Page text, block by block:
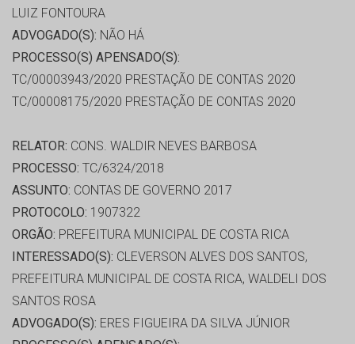
LUIZ FONTOURA
ADVOGADO(S): NÃO HÁ
PROCESSO(S) APENSADO(S):
TC/00003943/2020 PRESTAÇÃO DE CONTAS 2020
TC/00008175/2020 PRESTAÇÃO DE CONTAS 2020
RELATOR: CONS. WALDIR NEVES BARBOSA
PROCESSO: TC/6324/2018
ASSUNTO: CONTAS DE GOVERNO 2017
PROTOCOLO: 1907322
ORGÃO: PREFEITURA MUNICIPAL DE COSTA RICA
INTERESSADO(S): CLEVERSON ALVES DOS SANTOS,
PREFEITURA MUNICIPAL DE COSTA RICA, WALDELI DOS
SANTOS ROSA
ADVOGADO(S): ERES FIGUEIRA DA SILVA JÚNIOR